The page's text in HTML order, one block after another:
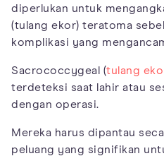
diperlukan untuk
(tulang ekor) teratoma
komplikasi yang
Sacrococcygeal (tulang
terdeteksi saat lahir atau
dengan operasi.
Mereka harus dipantau
peluang yang signifikan